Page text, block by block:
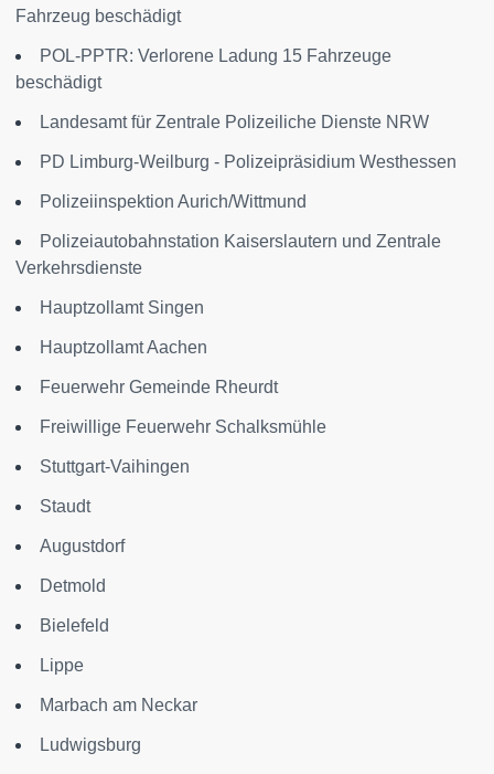
Fahrzeug beschädigt
POL-PPTR: Verlorene Ladung 15 Fahrzeuge
beschädigt
Landesamt für Zentrale Polizeiliche Dienste NRW
PD Limburg-Weilburg - Polizeipräsidium Westhessen
Polizeiinspektion Aurich/Wittmund
Polizeiautobahnstation Kaiserslautern und Zentrale
Verkehrsdienste
Hauptzollamt Singen
Hauptzollamt Aachen
Feuerwehr Gemeinde Rheurdt
Freiwillige Feuerwehr Schalksmühle
Stuttgart-Vaihingen
Staudt
Augustdorf
Detmold
Bielefeld
Lippe
Marbach am Neckar
Ludwigsburg